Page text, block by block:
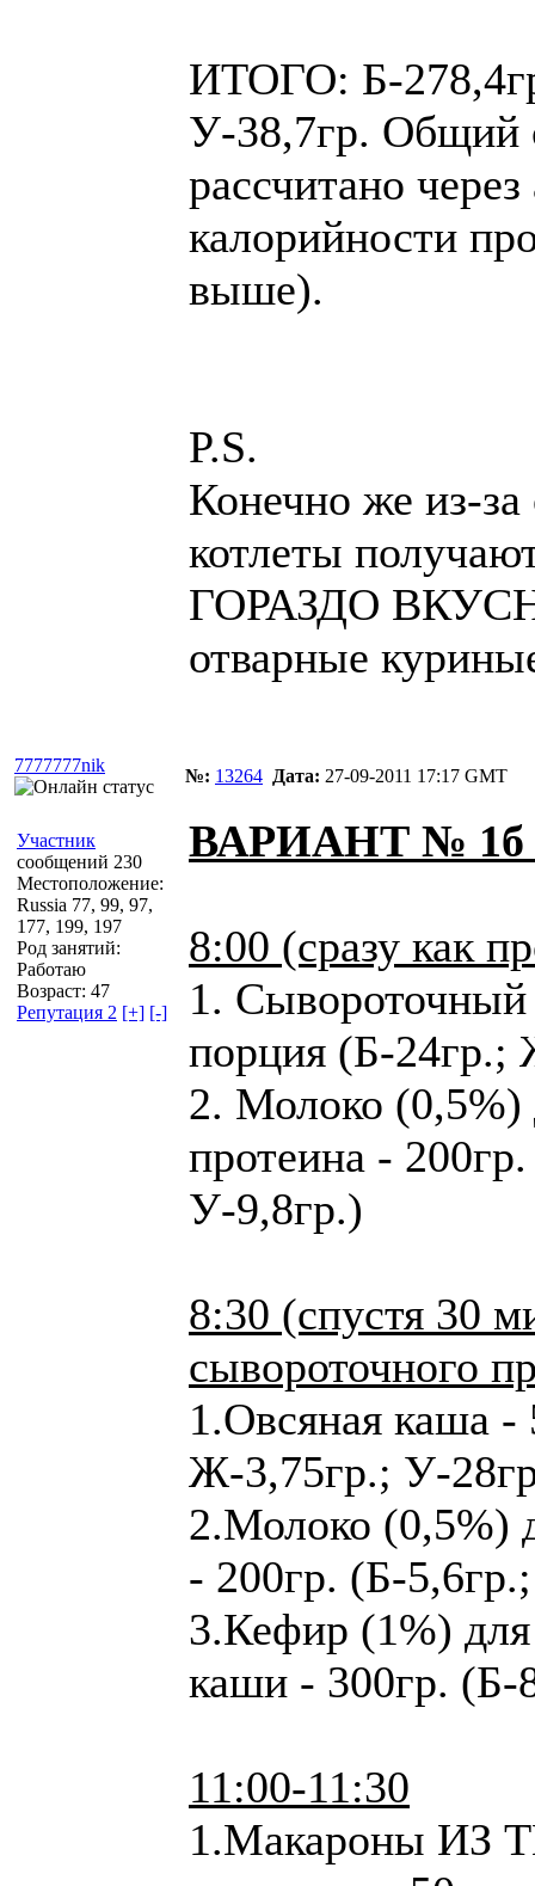
ИТОГО: Б-
У-38,7гр. Общий
рассчитано через
калорийности
выше).
P.S.
Конечно же из-за
котлеты
ГОРАЗДО
отварные
7777777nik
№: 13264 Дата: 27-09-2011 17:17 GMT
Участник
сообщений 230
Местоположение:
Russia 77, 99, 97,
177, 199, 197
Род занятий:
Работаю
Возраст: 47
Репутация 2 [+] [-]
ВАРИАНТ № 1б
8:00 (сразу как
1.
порция (Б-
2. Молоко (0,5%)
протеина -
У-9,8гр.)
8:30 (спустя 30
сывороточного
1.Овсяная каша -
Ж-3,75гр.; У-
2.Молоко (0,5%)
- 200гр. (Б-
3.Кефир (1%)
каши - 300гр.
11:00-11:30
1.Макароны